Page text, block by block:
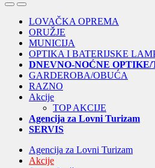
OpenClose
LOVAČKA OPREMA
ORUŽJE
MUNICIJA
OPTIKA I BATERIJSKE
DNEVNO-NOĆNE
GARDEROBA/OBUĆA
RAZNO
Akcije
TOP AKCIJE
Agencija za Lovni Turizam
SERVIS
Agencija za Lovni Turizam
Akcije